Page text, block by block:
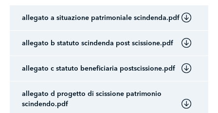
activates
reader
allegato a situazione patrimoniale scindenda.pdf
allegato b statuto scindenda post scissione.pdf
allegato c statuto beneficiaria postscissione.pdf
allegato d progetto di scissione patrimonio
scindendo.pdf